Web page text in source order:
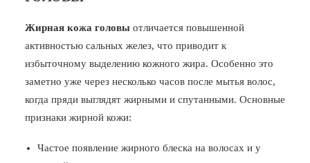
Жирная кожа головы отличается повышенной
активностью сальных желез, что приводит к
избыточному выделению кожного жира. Особенно это
заметно уже через несколько часов после мытья волос,
когда пряди выглядят жирными и спутанными. Основные
признаки жирной кожи:
Частое появление жирного блеска на волосах и у